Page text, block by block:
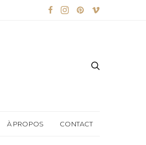
À PROPOS CONTACT